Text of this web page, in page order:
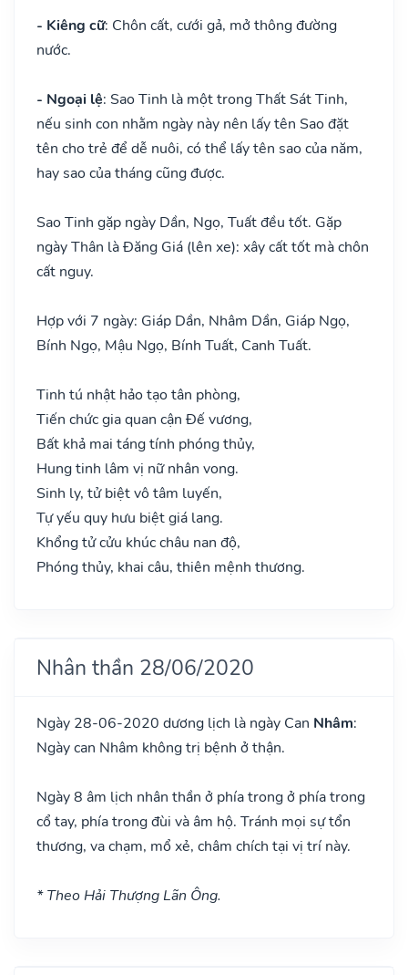
- Kiêng cữ: Chôn cất, cưới gả, mở thông đường
nước.
- Ngoại lệ: Sao Tinh là một trong Thất Sát Tinh,
nếu sinh con nhằm ngày này nên lấy tên Sao đặt
tên cho trẻ để dễ nuôi, có thể lấy tên sao của năm,
hay sao của tháng cũng được.
Sao Tinh gặp ngày Dần, Ngọ, Tuất đều tốt. Gặp
ngày Thân là Đăng Giá (lên xe): xây cất tốt mà chôn
cất nguy.
Hợp với 7 ngày: Giáp Dần, Nhâm Dần, Giáp Ngọ,
Bính Ngọ, Mậu Ngọ, Bính Tuất, Canh Tuất.
Tinh tú nhật hảo tạo tân phòng,
Tiến chức gia quan cận Đế vương,
Bất khả mai táng tính phóng thủy,
Hung tinh lâm vị nữ nhân vong.
Sinh ly, tử biệt vô tâm luyến,
Tự yếu quy hưu biệt giá lang.
Khổng tử cửu khúc châu nan độ,
Phóng thủy, khai câu, thiên mệnh thương.
Nhân thần 28/06/2020
Ngày 28-06-2020 dương lịch là ngày Can Nhâm:
Ngày can Nhâm không trị bệnh ở thận.
Ngày 8 âm lịch nhân thần ở phía trong ở phía trong
cổ tay, phía trong đùi và âm hộ. Tránh mọi sự tổn
thương, va chạm, mổ xẻ, châm chích tại vị trí này.
* Theo Hải Thượng Lãn Ông.